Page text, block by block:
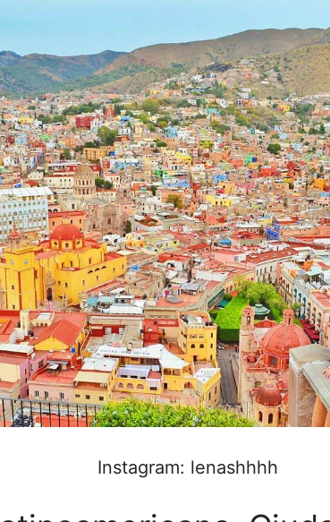
Instagram: lenashhhh